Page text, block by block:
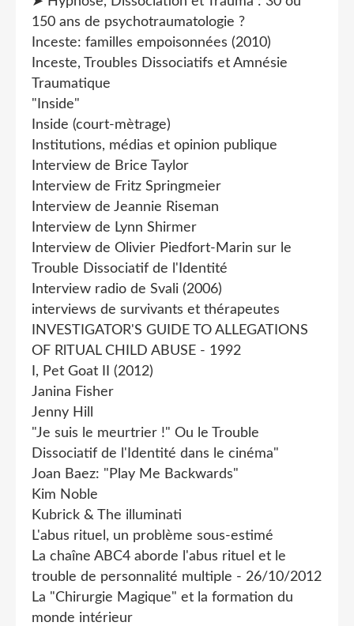
150 ans de psychotraumatologie ?
Inceste: familles empoisonnées (2010)
Inceste, Troubles Dissociatifs et Amnésie
Traumatique
"Inside"
Inside (court-mètrage)
Institutions, médias et opinion publique
Interview de Brice Taylor
Interview de Fritz Springmeier
Interview de Jeannie Riseman
Interview de Lynn Shirmer
Interview de Olivier Piedfort-Marin sur le
Trouble Dissociatif de l'Identité
Interview radio de Svali (2006)
interviews de survivants et thérapeutes
INVESTIGATOR'S GUIDE TO ALLEGATIONS
OF RlTUAL CHILD ABUSE - 1992
I, Pet Goat II (2012)
Janina Fisher
Jenny Hill
"Je suis le meurtrier !" Ou le Trouble
Dissociatif de l'Identité dans le cinéma"
Joan Baez: "Play Me Backwards"
Kim Noble
Kubrick & The illuminati
L'abus rituel, un problème sous-estimé
La chaîne ABC4 aborde l'abus rituel et le
trouble de personnalité multiple - 26/10/2012
La "Chirurgie Magique" et la formation du
monde intérieur